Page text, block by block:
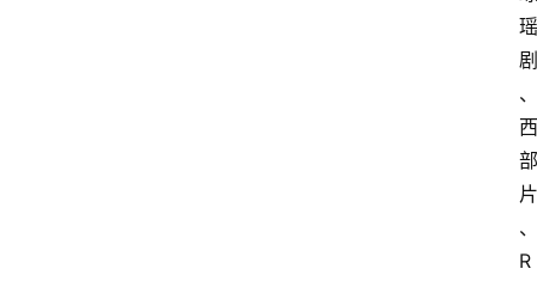
瑶
剧
、
西
部
片
、
R